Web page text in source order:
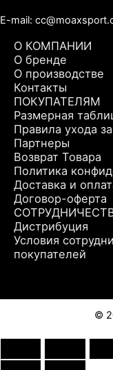
E-mail:
О КОМПАНИИ
О бренде
О производстве
Контакты
ПОКУПАТЕЛЯМ
Размерная
Правила ухода
Партнеры
Возврат Товара
Политика
Доставка и
Договор-оферта
Дистрибуция
Условия
покупателей
©